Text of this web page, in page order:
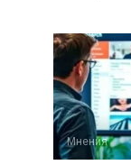
Мнения